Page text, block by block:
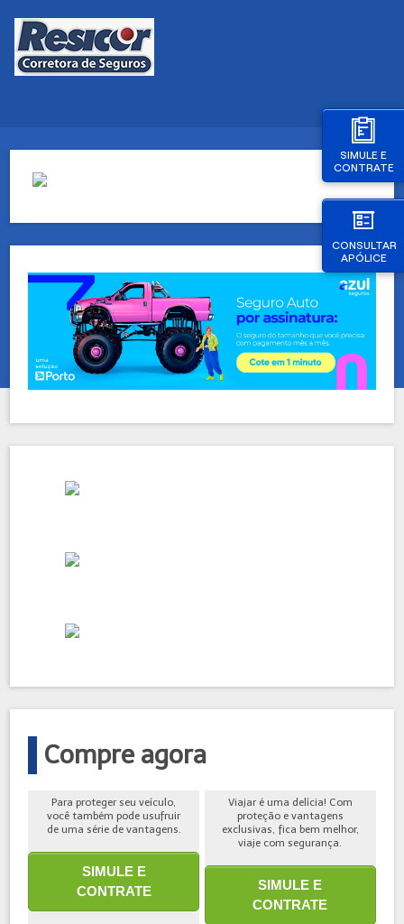
SIMULE E
CONTRATE
CONSULTAR
APÓLICE
Compre agora
Para proteger seu veículo,
você também pode usufruir
de uma série de vantagens.
SIMULE E
CONTRATE
Viajar é uma delícia! Com
proteção e vantagens
exclusivas, fica bem melhor,
viaje com segurança.
SIMULE E
CONTRATE